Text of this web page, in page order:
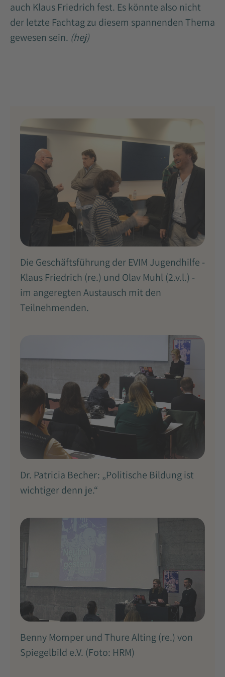
auch Klaus Friedrich fest. Es könnte also nicht
der letzte Fachtag zu diesem spannenden Thema
gewesen sein. (hej)
Die Geschäftsführung der EVIM Jugendhilfe -
Klaus Friedrich (re.) und Olav Muhl (2.v.l.) -
im angeregten Austausch mit den
Teilnehmenden.
Dr. Patricia Becher: „Politische Bildung ist
wichtiger denn je.“
Benny Momper und Thure Alting (re.) von
Spiegelbild e.V. (Foto: HRM)